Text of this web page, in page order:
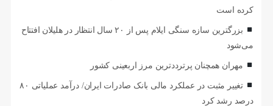
کرده است
بزرگترین سازه سنگی ایلام پس از ۲۰ سال انتظار در هلیلان افتتاح
می‌شود
مهران همچنان پرترددترین مرز اربعینی کشور
تغییر مثبت در عملکرد مالی بانک صادرات ایران/ درآمد عملیاتی ۸۰
درصد رشد کرد